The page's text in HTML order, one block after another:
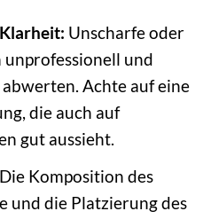
Unscharfe oder
und
Achte auf eine
die auch auf
gut aussieht.
Die Komposition des
und die Platzierung des